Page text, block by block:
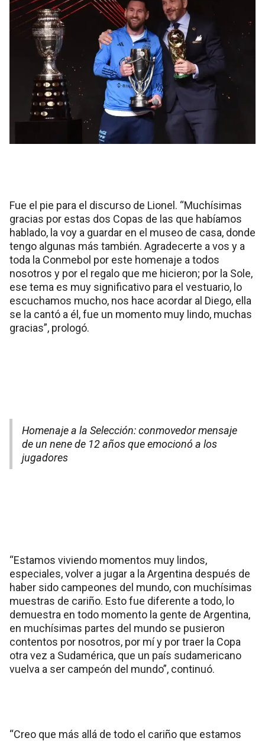
Fue el pie para el discurso de Lionel. “Muchísimas
gracias por estas dos Copas de las que habíamos
hablado, la voy a guardar en el museo de casa, donde
tengo algunas más también. Agradecerte a vos y a
toda la Conmebol por este homenaje a todos
nosotros y por el regalo que me hicieron; por la Sole,
ese tema es muy significativo para el vestuario, lo
escuchamos mucho, nos hace acordar al Diego, ella
se la cantó a él, fue un momento muy lindo, muchas
gracias”, prologó.
Homenaje a la Selección: conmovedor mensaje
de un nene de 12 años que emocionó a los
jugadores
“Estamos viviendo momentos muy lindos,
especiales, volver a jugar a la Argentina después de
haber sido campeones del mundo, con muchísimas
muestras de cariño. Esto fue diferente a todo, lo
demuestra en todo momento la gente de Argentina,
en muchísimas partes del mundo se pusieron
contentos por nosotros, por mí y por traer la Copa
otra vez a Sudamérica, que un país sudamericano
vuelva a ser campeón del mundo”, continuó.
“Creo que más allá de todo el cariño que estamos